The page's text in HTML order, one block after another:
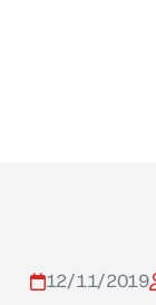
12/11/2019